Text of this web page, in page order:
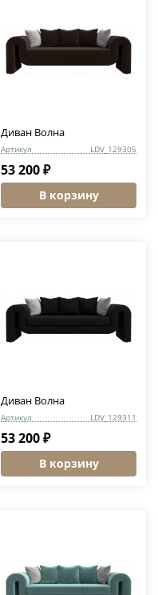
Диван Волна
Артикул LDV_129305
53 200 ₽
В корзину
Диван Волна
Артикул LDV_129311
53 200 ₽
В корзину